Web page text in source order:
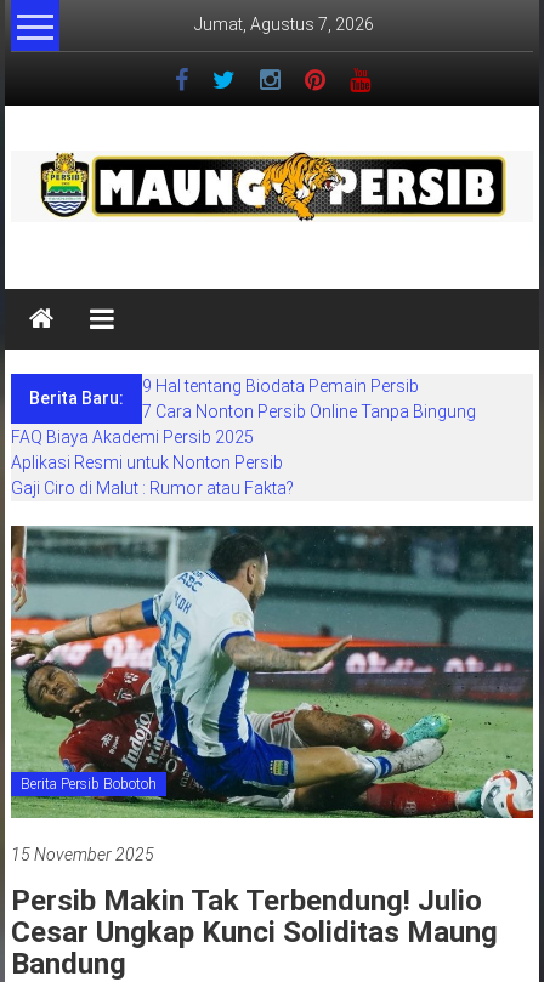
Lompat
ke
Jumat, Agustus 7, 2026
Maung
Persib
situs
berita
khusus
sepakbola
bandung
jawa
barat
indonesia
Berita Baru:
9 Hal tentang Biodata Pemain Persib
7 Cara Nonton Persib Online Tanpa Bingung
FAQ Biaya Akademi Persib 2025
Aplikasi Resmi untuk Nonton Persib
Gaji Ciro di Malut : Rumor atau Fakta?
Berita Persib Bobotoh
15 November 2025
Persib Makin Tak Terbendung! Julio
Cesar Ungkap Kunci Soliditas Maung
Bandung